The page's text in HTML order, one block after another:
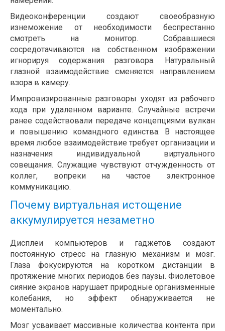
Видеоконференции создают своеобразную
изнеможение от необходимости беспрестанно
смотреть на монитор. Собравшиеся
сосредотачиваются на собственном изображении
игнорируя содержания разговора. Натуральный
глазной взаимодействие сменяется направлением
взора в камеру.
Импровизированные разговоры уходят из рабочего
хода при удаленном варианте. Случайные встречи
ранее содействовали передаче концепциями вулкан
и повышению командного единства. В настоящее
время любое взаимодействие требует организации и
назначения индивидуальной виртуального
совещания. Служащие чувствуют отчужденность от
коллег, вопреки на частое электронное
коммуникацию.
Почему виртуальная истощение
аккумулируется незаметно
Дисплеи компьютеров и гаджетов создают
постоянную стресс на глазную механизм и мозг.
Глаза фокусируются на коротком дистанции в
протяжение многих периодов без паузы. Фиолетовое
сияние экранов нарушает природные организменные
колебания, но эффект обнаруживается не
моментально.
Мозг усваивает массивные количества контента при